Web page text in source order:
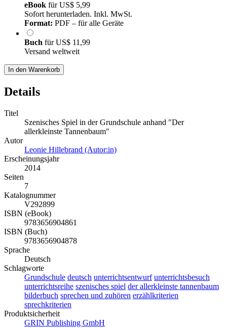
eBook fürUS$ 5,99
Sofort herunterladen. Inkl. MwSt.
Format: PDF – für alle Geräte
Buch fürUS$ 11,99
Versand weltweit
In den Warenkorb
Details
Titel
Szenisches Spiel in der Grundschule anhand "Der
allerkleinste Tannenbaum"
Autor
Leonie Hillebrand (Autor:in)
Erscheinungsjahr
2014
Seiten
7
Katalognummer
V292899
ISBN (eBook)
9783656904861
ISBN (Buch)
9783656904878
Sprache
Deutsch
Schlagworte
Grundschule deutsch unterrichtsentwurf unterrichtsbesuch
unterrichtsreihe szenisches spiel der allerkleinste tannenbaum
bilderbuch sprechen und zuhören erzählkriterien
sprechkriterien
Produktsicherheit
GRIN Publishing GmbH